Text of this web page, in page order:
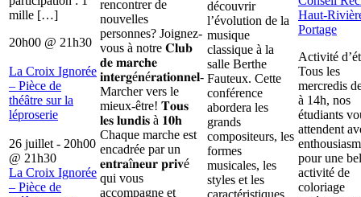
mille […]
20h00 @ 21h30
La Croix Ignorée
– Pièce de
théâtre sur la
léproserie
26 juillet - 20h00
@ 21h30
La Croix Ignorée
– Pièce de
rencontrer de
nouvelles
personnes? Joignez-
vous à notre 𝐂𝐥𝐮𝐛
𝐝𝐞 𝐦𝐚𝐫𝐜𝐡𝐞
𝐢𝐧𝐭𝐞𝐫𝐠é𝐧é𝐫𝐚𝐭𝐢𝐨𝐧𝐧𝐞𝐥-
Marcher vers le
mieux-être! 𝐓𝐨𝐮𝐬
𝐥𝐞𝐬 𝐥𝐮𝐧𝐝𝐢𝐬 à 𝟏𝟎𝐡
Chaque marche est
encadrée par un
𝐞𝐧𝐭𝐫𝐚î𝐧𝐞𝐮𝐫 𝐩𝐫𝐢𝐯é
qui vous
accompagne et
découvrir
l’évolution de la
musique
classique à la
salle Berthe
Fauteux. Cette
conférence
abordera les
grands
compositeurs, les
formes
musicales, les
styles et les
Haut-
Portage
Activité
Tous les
mercredis
à 14h, nos
étudiants
attendent
pour une
activité de
coloriage